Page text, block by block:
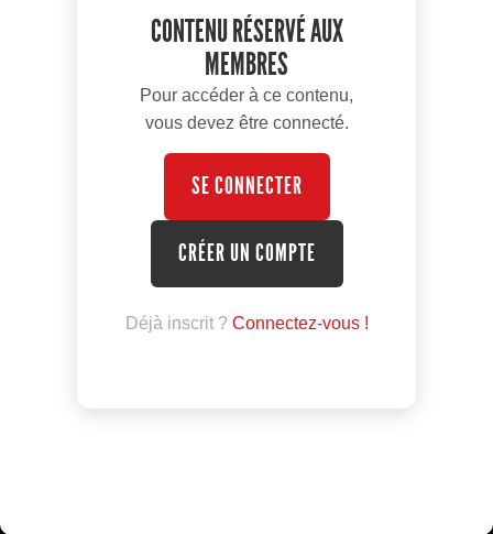
CONTENU RÉSERVÉ AUX
MEMBRES
Pour accéder à ce contenu,
vous devez être connecté.
SE CONNECTER
CRÉER UN COMPTE
Déjà inscrit ? Connectez-vous !